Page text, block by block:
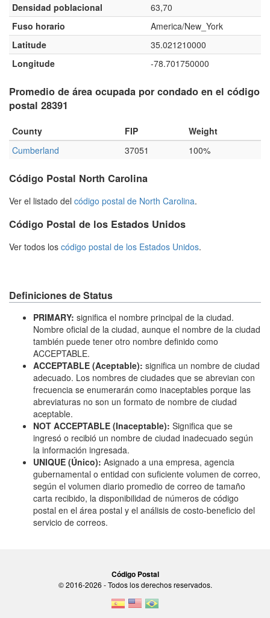
Densidad poblacional
63,70
Fuso horario
America/New_York
Latitude
35.021210000
Longitude
-78.701750000
Promedio de área ocupada por condado en el código
postal 28391
County FIP
Weight
Cumberland
37051 100%
Código Postal North Carolina
Ver el listado del código postal de North Carolina.
Código Postal de los Estados Unidos
Ver todos los código postal de los Estados Unidos.
Definiciones de Status
PRIMARY: significa el nombre principal de la ciudad.
Nombre oficial de la ciudad, aunque el nombre de la ciudad
también puede tener otro nombre definido como
ACCEPTABLE.
ACCEPTABLE (Aceptable): significa un nombre de ciudad
adecuado. Los nombres de ciudades que se abrevian con
frecuencia se enumerarán como inaceptables porque las
abreviaturas no son un formato de nombre de ciudad
aceptable.
NOT ACCEPTABLE (Inaceptable): Significa que se
ingresó o recibió un nombre de ciudad inadecuado según
la información ingresada.
UNIQUE (Único): Asignado a una empresa, agencia
gubernamental o entidad con suficiente volumen de correo,
según el volumen diario promedio de correo de tamaño
carta recibido, la disponibilidad de números de código
postal en el área postal y el análisis de costo-beneficio del
servicio de correos.
Código Postal
© 2016-2026 - Todos los derechos reservados.